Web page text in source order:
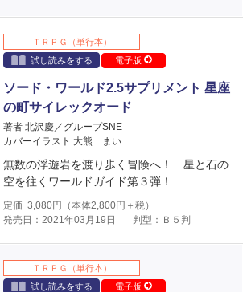
ＴＲＰＧ（単行本）
試し読みをする
電子版
ソード・ワールド2.5サプリメント 星座
の町サイレックオード
著者 北沢慶／グループSNE
カバーイラスト 大熊 まい
無数の浮遊岩を渡り歩く冒険へ！ 星と石の
空を往くワールドガイド第３弾！
定価 3,080円（本体2,800円＋税）
発売日：2021年03月19日
判型：Ｂ５判
ＴＲＰＧ（単行本）
試し読みをする
電子版